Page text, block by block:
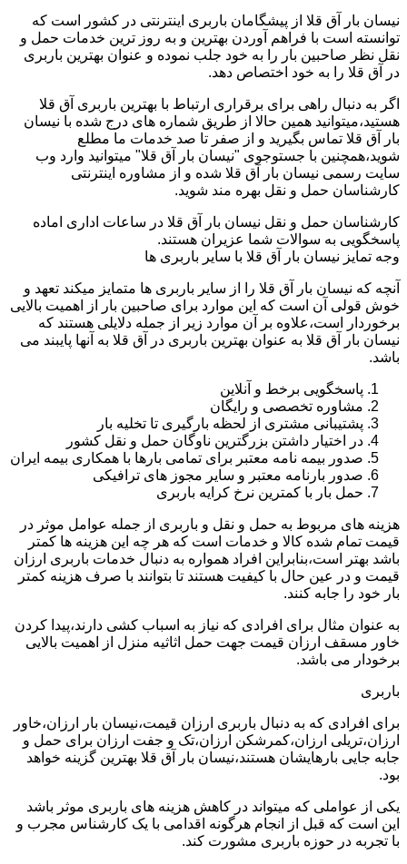
نیسان بار آق قلا از پیشگامان باربری اینترنتی در کشور است که
توانسته است با فراهم آوردن بهترین و به روز ترین خدمات حمل و
نقل نظر صاحبین بار را به خود جلب نموده و عنوان بهترین باربری
در آق قلا را به خود اختصاص دهد.
اگر به دنبال راهی برای برقراری ارتباط با بهترین باربری آق قلا
هستید،میتوانید همین حالا از طریق شماره های درج شده با نیسان
بار آق قلا تماس بگیرید و از صفر تا صد خدمات ما مطلع
شوید،همچنین با جستوجوی "نیسان بار آق قلا" میتوانید وارد وب
سایت رسمی نیسان بار آق قلا شده و از مشاوره اینترنتی
کارشناسان حمل و نقل بهره مند شوید.
کارشناسان حمل و نقل نیسان بار آق قلا در ساعات اداری اماده
پاسخگویی به سوالات شما عزیران هستند.
وجه تمایز نیسان بار آق قلا با سایر باربری ها
آنچه که نیسان بار آق قلا را از سایر باربری ها متمایز میکند تعهد و
خوش قولی آن است که این موارد برای صاحبین بار از اهمیت بالایی
برخوردار است،علاوه بر آن موارد زیر از جمله دلایلی هستند که
نیسان بار آق قلا به عنوان بهترین باربری در آق قلا به آنها پایبند می
باشد.
پاسخگویی برخط و آنلاین
مشاوره تخصصی و رایگان
پشتیبانی مشتری از لحظه بارگیری تا تخلیه بار
در اختیار داشتن بزرگترین ناوگان حمل و نقل کشور
صدور بیمه نامه معتبر برای تمامی بارها با همکاری بیمه ایران
صدور بارنامه معتبر و سایر مجوز های ترافیکی
حمل بار با کمترین نرخ کرایه باربری
هزینه های مربوط به حمل و نقل و باربری از جمله عوامل موثر در
قیمت تمام شده کالا و خدمات است که هر چه این هزینه ها کمتر
باشد بهتر است،بنابراین افراد همواره به دنبال خدمات باربری ارزان
قیمت و در عین حال با کیفیت هستند تا بتوانند با صرف هزینه کمتر
بار خود را جابه کنند.
به عنوان مثال برای افرادی که نیاز به اسباب کشی دارند،پیدا کردن
خاور مسقف ارزان قیمت جهت حمل اثاثیه منزل از اهمیت بالایی
برخودار می باشد.
باربری
برای افرادی که به دنبال باربری ارزان قیمت،نیسان بار ارزان،خاور
ارزان،تریلی ارزان،کمرشکن ارزان،تک و جفت ارزان برای حمل و
جابه جایی بارهایشان هستند،نیسان بار آق قلا بهترین گزینه خواهد
بود.
یکی از عواملی که میتواند در کاهش هزینه های باربری موثر باشد
این است که قبل از انجام هرگونه اقدامی با یک کارشناس مجرب و
با تجربه در حوزه باربری مشورت کند.